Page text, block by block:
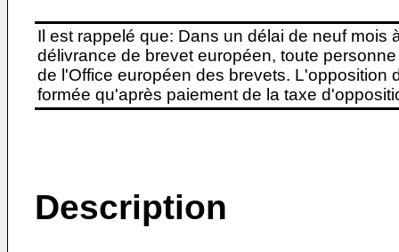
Il est rappelé que: Dans un délai de neuf
délivrance de brevet européen, toute
de l'Office européen des brevets. L'opposition
formée qu'après paiement de la taxe
Description